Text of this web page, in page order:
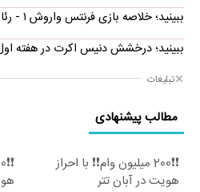
ببینید؛ خلاصه بازی فرنتس واروش ۱ - رئال مادرید ۲
ببینید؛ درخشش دنیس اکرت در هفته اول لیگ
تبلیغات
مطالب پیشنهادی
❗❗200 میلیون وام❗❗ با احراز
هویت در آبان تتر